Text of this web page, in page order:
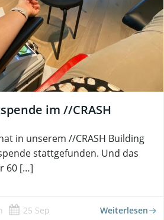
im //CRASH
in unserem //CRASH Building
stattgefunden. Und das
60 […]
25 Sep Weiterlesen